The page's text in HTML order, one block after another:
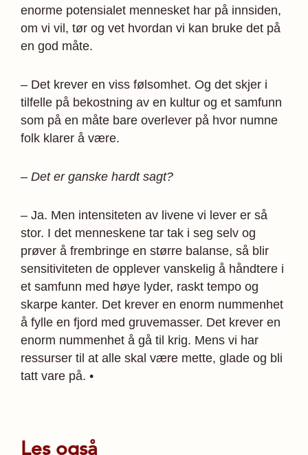
enorme potensialet mennesket har på innsiden,
om vi vil, tør og vet hvordan vi kan bruke det på
en god måte.
– Det krever en viss følsomhet. Og det skjer i
tilfelle på bekostning av en kultur og et samfunn
som på en måte bare overlever på hvor numne
folk klarer å være.
– Det er ganske hardt sagt?
– Ja. Men intensiteten av livene vi lever er så
stor. I det menneskene tar tak i seg selv og
prøver å frembringe en større balanse, så blir
sensitiviteten de opplever vanskelig å håndtere i
et samfunn med høye lyder, raskt tempo og
skarpe kanter. Det krever en enorm nummenhet
å fylle en fjord med gruvemasser. Det krever en
enorm nummenhet å gå til krig. Mens vi har
ressurser til at alle skal være mette, glade og bli
tatt vare på. •
Les også